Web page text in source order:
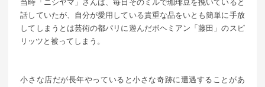
話していたが、自分が愛用している貴重な品をいとも簡単に手放
してしまうとは芸術の都パリに遊んだボヘミアン「藤田」のスピ
リッツと被ってしまう。
小さな店だが長年やっていると小さな奇跡に遭遇することがあ